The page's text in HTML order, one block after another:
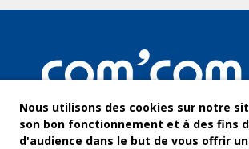
Nous utilisons des cookies sur notre
son bon fonctionnement et à des fins
d'audience dans le but de vous offrir